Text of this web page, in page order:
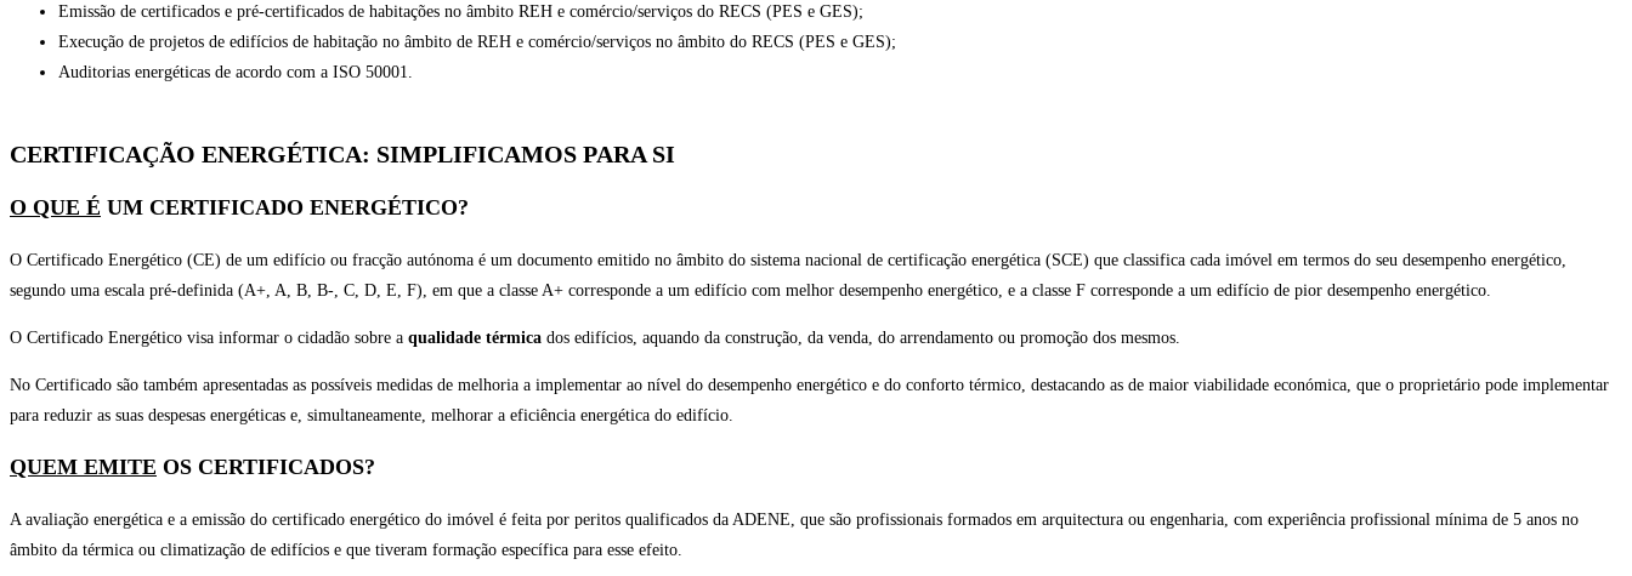
Emissão de certificados e pré-certificados de habitações no âmbito REH e comércio/serviços do RECS (PES e GES);
Execução de projetos de edifícios de habitação no âmbito de REH e comércio/serviços no âmbito do RECS (PES e GES);
Auditorias energéticas de acordo com a ISO 50001.
CERTIFICAÇÃO ENERGÉTICA: SIMPLIFICAMOS PARA SI
O QUE É UM CERTIFICADO ENERGÉTICO?
O Certificado Energético (CE) de um edifício ou fracção autónoma é um documento emitido no âmbito do sistema nacional de certificação energética (SCE) que classifica cada imóvel em termos do seu desempenho energético,
segundo uma escala pré-definida (A+, A, B, B-, C, D, E, F), em que a classe A+ corresponde a um edifício com melhor desempenho energético, e a classe F corresponde a um edifício de pior desempenho energético.
O Certificado Energético visa informar o cidadão sobre a qualidade térmica dos edifícios, aquando da construção, da venda, do arrendamento ou promoção dos mesmos.
No Certificado são também apresentadas as possíveis medidas de melhoria a implementar ao nível do desempenho energético e do conforto térmico, destacando as de maior viabilidade económica, que o proprietário pode implementar
para reduzir as suas despesas energéticas e, simultaneamente, melhorar a eficiência energética do edifício.
QUEM EMITE OS CERTIFICADOS?
A avaliação energética e a emissão do certificado energético do imóvel é feita por peritos qualificados da ADENE, que são profissionais formados em arquitectura ou engenharia, com experiência profissional mínima de 5 anos no
âmbito da térmica ou climatização de edifícios e que tiveram formação específica para esse efeito.